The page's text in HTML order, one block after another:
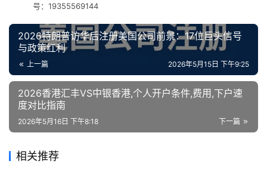
号：19355569144
2026特朗普访华后注册美国公司前景：17位巨头信号
与政策红利
上一篇 2026年5月15日 下午9:25
2026香港汇丰VS中银香港,个人开户条件,费用,下户速
度对比指南
下一篇
2026年5月16日 下午8:18
相关推荐